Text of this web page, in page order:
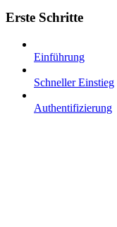
Erste Schritte
Einführung
Schneller Einstieg
Authentifizierung